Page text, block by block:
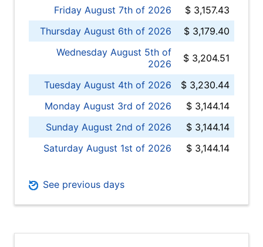
Friday August 7th of 2026
$ 3,157.43
Thursday August 6th of 2026
$ 3,179.40
Wednesday August 5th of
2026
$ 3,204.51
Tuesday August 4th of 2026
$ 3,230.44
Monday August 3rd of 2026
$ 3,144.14
Sunday August 2nd of 2026
$ 3,144.14
Saturday August 1st of 2026
$ 3,144.14
See previous days